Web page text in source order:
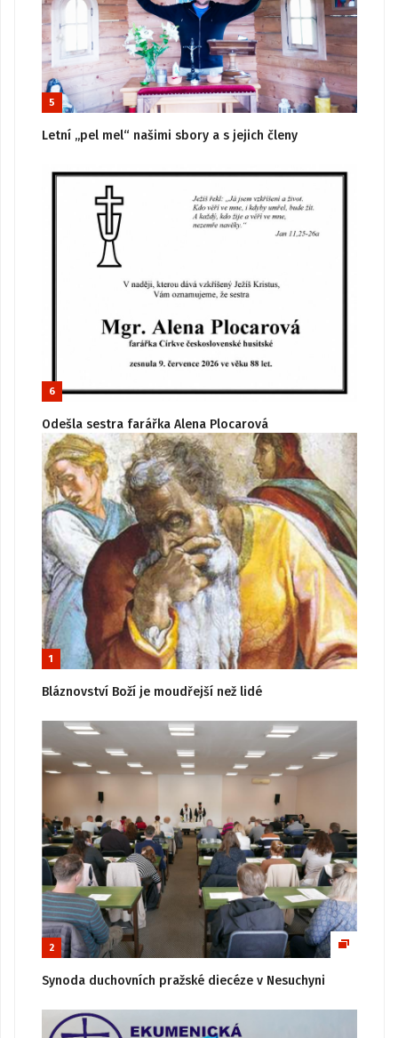
5
Letní „pel mel“ našimi sbory a s jejich členy
6
Odešla sestra farářka Alena Plocarová
1
Bláznovství Boží je moudřejší než lidé
2
Synoda duchovních pražské diecéze v Nesuchyni